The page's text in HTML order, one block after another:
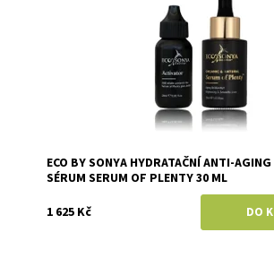
ECO BY SONYA HYDRATAČNÍ ANTI-
SÉRUM SERUM OF PLENTY 30 ML
1 625 Kč